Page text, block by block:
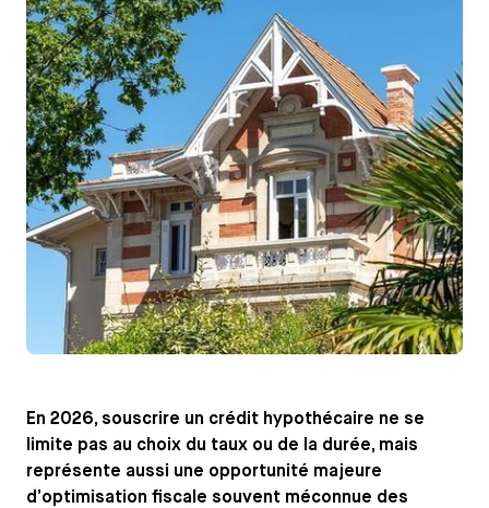
En 2026, souscrire un crédit hypothécaire ne se
limite pas au choix du taux ou de la durée, mais
représente aussi une opportunité majeure
d’optimisation fiscale souvent méconnue des